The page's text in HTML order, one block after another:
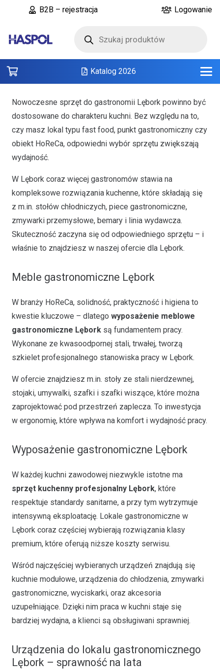
B2B – rejestracja Logowanie
produktów
Katalog 2026
Nowoczesne sprzęt do gastronomii Lębork powinno być
dostosowane do charakteru kuchni. Bez względu na to,
czy masz lokal typu fast food, punkt gastronomiczny czy
obiekt HoReCa, odpowiedni wybór sprzętu zwiększają
wydajność.
W Lębork coraz więcej gastronomów stawia na
kompleksowe rozwiązania kuchenne, które składają się
z m.in. stołów chłodniczych, piece gastronomiczne,
zmywarki przemysłowe, bemary i linia wydawcza.
Skuteczność zaczyna się od odpowiedniego sprzętu – i
właśnie to znajdziesz w naszej ofercie dla Lębork.
Meble gastronomiczne Lębork
W branży HoReCa, solidność, praktyczność i higiena to
kwestie kluczowe – dlatego wyposażenie meblowe
gastronomiczne Lębork są fundamentem pracy.
Wykonane ze kwasoodpornej stali, trwałej, tworzą
szkielet profesjonalnego stanowiska pracy w Lębork.
W ofercie znajdziesz m.in. stoły ze stali nierdzewnej,
stojaki, umywalki, szafki i szafki wiszące, które można
zaprojektować pod przestrzeń zaplecza. To inwestycja
w ergonomię, które wpływa na komfort i wydajność pracy.
Wyposażenie gastronomiczne Lębork
W każdej kuchni zawodowej niezwykle istotne ma
sprzęt kuchenny profesjonalny Lębork, które
respektuje standardy sanitarne, a przy tym wytrzymuje
intensywną eksploatację. Lokale gastronomiczne w
Lębork coraz częściej wybierają rozwiązania klasy
premium, które oferują niższe koszty serwisu.
Wśród najczęściej wybieranych urządzeń znajdują się
kuchnie modułowe, urządzenia do chłodzenia, zmywarki
gastronomiczne, wyciskarki, oraz akcesoria
uzupełniające. Dzięki nim praca w kuchni staje się
bardziej wydajna, a klienci są obsługiwani sprawniej.
Urządzenia do lokalu gastronomicznego
Lębork – sprawność na lata